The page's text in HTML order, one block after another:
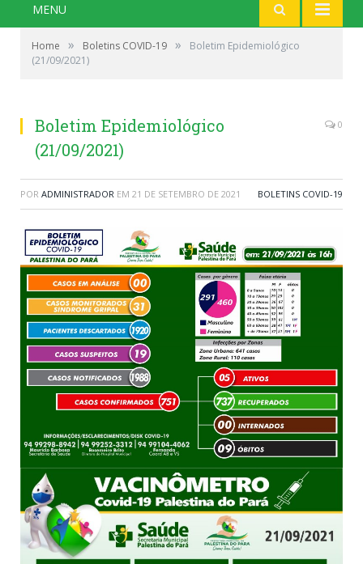
MENU
Home » Boletins COVID-19 »
Boletim Epidemiológico
(21/09/2021)
Boletim Epidemiológico
(21/09/2021)
0
POR ADMINISTRADOR EM 21 DE SETEMBRO DE 2021 BOLETINS COVID-19